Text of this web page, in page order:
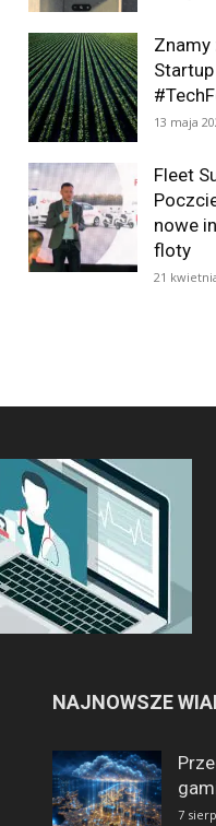
Znamy
13 maja
Fleet
nowe
floty
21
NAJNOWSZE
7